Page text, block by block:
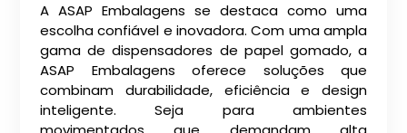
A ASAP Embalagens se destaca como uma
escolha confiável e inovadora. Com uma ampla
gama de dispensadores de papel gomado, a
ASAP Embalagens oferece soluções que
combinam durabilidade, eficiência e design
inteligente. Seja para ambientes